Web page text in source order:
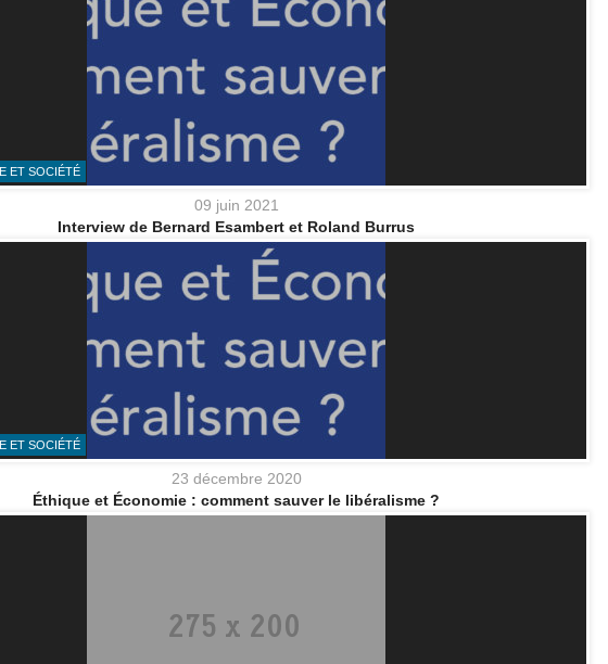
ET SOCIÉTÉ
09 juin 2021
Interview de Bernard Esambert et Roland Burrus
ET SOCIÉTÉ
23 décembre 2020
Éthique et Économie : comment sauver le libéralisme ?